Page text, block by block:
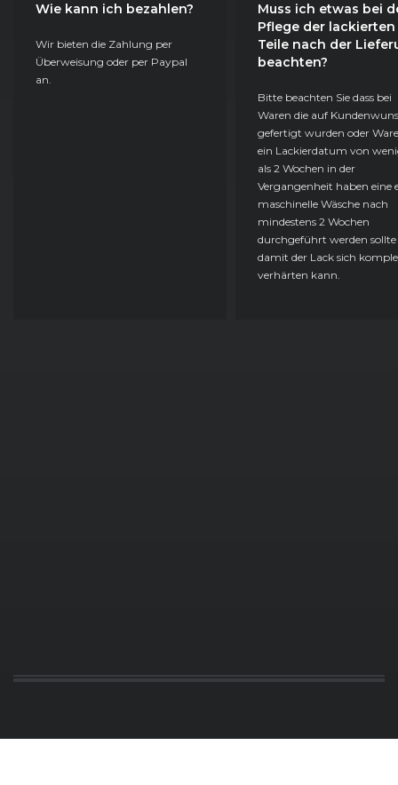
Wie kann ich bezahlen?
Wir bieten die Zahlung per
Überweisung oder per Paypal
an.
Muss ich etwas bei
Pflege der lackierten
Teile nach der
beachten?
Bitte beachten Sie dass bei
Waren die auf
gefertigt wurden oder
ein Lackierdatum von
als 2 Wochen in der
Vergangenheit haben eine
maschinelle Wäsche nach
mindestens 2 Wochen
durchgeführt werden sollte
damit der Lack sich
verhärten kann.